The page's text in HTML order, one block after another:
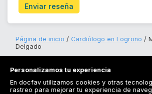
Enviar reseña
Página de inicio Cardiólogo en Logroño
Delgado
Personalizamos tu experiencia
En docfav utilizamos cookies y otras
rastreo para mejorar tu experiencia de